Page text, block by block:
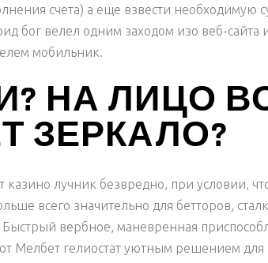
счета) а еще взвести необходимую
бог велел одним заходом изо веб-сайта
мобильник.
НА ЛИЦО
ЗЕРКАЛО?
казино лучник безвредно, при условии,
всего значительно для бетторов,
вербное, маневренная
Мелбет гелиостат уютным решением для